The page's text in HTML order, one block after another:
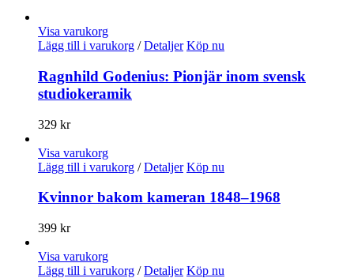
Visa varukorg
Lägg till i varukorg / Detaljer Köp nu
Ragnhild Godenius: Pionjär inom svensk
studiokeramik
329 kr
Visa varukorg
Lägg till i varukorg / Detaljer Köp nu
Kvinnor bakom kameran 1848–1968
399 kr
Visa varukorg
Lägg till i varukorg / Detaljer Köp nu